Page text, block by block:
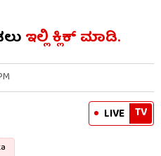
ಇಲ್ಲಿ ಕ್ಲಿಕ್​​ ಮಾಡಿ.
LIVE TV